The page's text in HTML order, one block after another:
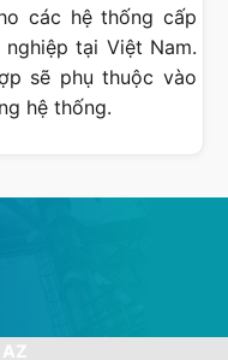
các hệ thống cấp
tại Việt Nam.
sẽ phụ thuộc vào
hệ thống.